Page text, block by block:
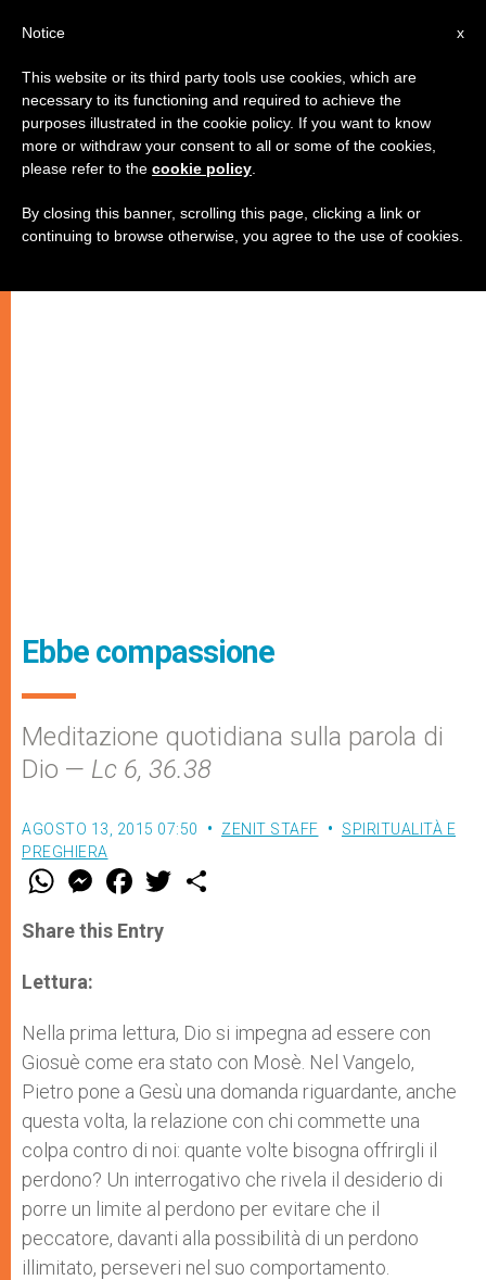
Ebbe compassione
Meditazione quotidiana sulla parola di
Dio — Lc 6, 36.38
AGOSTO 13, 2015 07:50 ZENIT STAFF
SPIRITUALITÀ E
PREGHIERA
W
t
s
p
p
M
e
s
e
F
a
e
b
w
Share this Entry
Lettura:
Nella prima lettura, Dio si impegna ad essere con
Giosuè come era stato con Mosè. Nel Vangelo,
Pietro pone a Gesù una domanda riguardante, anche
questa volta, la relazione con chi commette una
colpa contro di noi: quante volte bisogna offrirgli il
perdono? Un interrogativo che rivela il desiderio di
porre un limite al perdono per evitare che il
peccatore, davanti alla possibilità di un perdono
illimitato, perseveri nel suo comportamento.
x
Notice
This website or its third party tools use cookies, which are
necessary to its functioning and required to achieve the
purposes illustrated in the cookie policy. If you want to know
more or withdraw your consent to all or some of the cookies,
please refer to the cookie policy
By closing this banner, scrolling this page, clicking a link or
continuing to browse otherwise, you agree to the use of cookies.